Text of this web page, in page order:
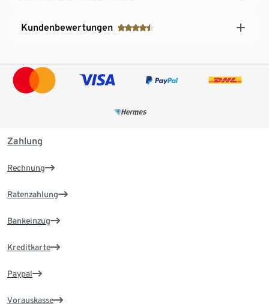
Kundenbewertungen
Zahlung
Rechnung
Ratenzahlung
Bankeinzug
Kreditkarte
Paypal
Vorauskasse